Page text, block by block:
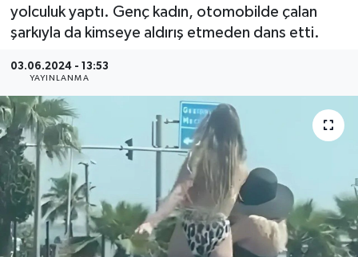
yolculuk yaptı. Genç kadın, otomobilde çalan
şarkıyla da kimseye aldırış etmeden dans etti.
03.06.2024 - 13:53
YAYINLANMA